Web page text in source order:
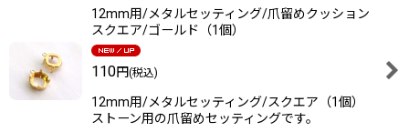
12mm用/メタルセッティング/爪留めクッション
スクエア/ゴールド（1個）
110円(税込)
12mm用/メタルセッティング/スクエア（1個）
ストーン用の爪留めセッティングです。